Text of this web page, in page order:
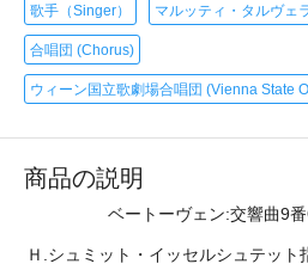
歌手（Singer） マルッティ・タルヴェ
合唱団 (Chorus)
ウィーン国立歌劇場合唱団 (Vienna State
商品の説明
ベートーヴェン:交響曲9番
Ｈ.シュミット・イッセルシュテッ